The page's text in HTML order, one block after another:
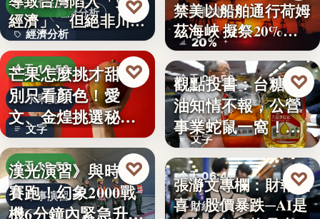
經濟分析
今天 18:54
經濟分析
40%
經濟」、但絕非川普
所…
♡
今天 18:53
水果挑選
文字
芒果怎麼挑才甜？
別只看顏色！愛
文、金煌挑選秘訣
曝光，買回…
♡
今天 18:53
軍事演習
漢光演習》與時間
賽跑！幻象2000戰
機6分鐘內緊急升
♡
國際能源
20%
禁美以船舶通行荷姆
茲海峽 擬祭20%
貨…
今天 06:50
食安風暴
文字
觀點投書：台糖毒
油知情不報，公營
事業蛇鼠一窩！人
民何堪？
♡
今天 06:47
財經趨勢
張瀞文專欄：財報報
喜，股價暴跌─AI是
♡